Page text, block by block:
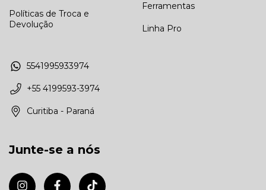
Políticas de Troca e
Devolução
Ferramentas
Linha Pro
5541995933974
+55 4199593-3974
Curitiba - Paraná
Junte-se a nós